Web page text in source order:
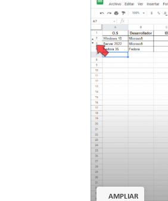
AMPLIAR